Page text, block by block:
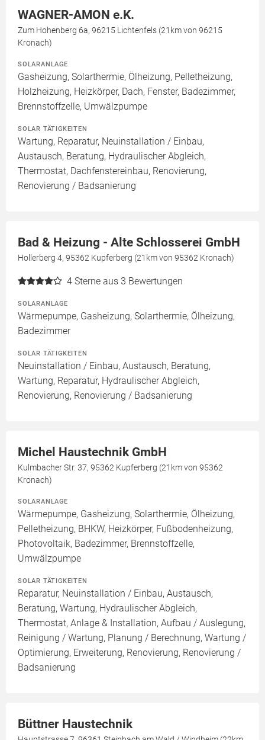
WAGNER-AMON e.K.
Zum Hohenberg 6a, 96215 Lichtenfels (21km von 96215
Kronach)
SOLARANLAGE
Gasheizung, Solarthermie, Ölheizung, Pelletheizung,
Holzheizung, Heizkörper, Dach, Fenster, Badezimmer,
Brennstoffzelle, Umwälzpumpe
SOLAR TÄTIGKEITEN
Wartung, Reparatur, Neuinstallation / Einbau,
Austausch, Beratung, Hydraulischer Abgleich,
Thermostat, Dachfenstereinbau, Renovierung,
Renovierung / Badsanierung
Bad & Heizung - Alte Schlosserei GmbH
Hollerberg 4, 95362 Kupferberg (21km von 95362 Kronach)
4 Sterne aus 3 Bewertungen
SOLARANLAGE
Wärmepumpe, Gasheizung, Solarthermie, Ölheizung,
Badezimmer
SOLAR TÄTIGKEITEN
Neuinstallation / Einbau, Austausch, Beratung,
Wartung, Reparatur, Hydraulischer Abgleich,
Renovierung, Renovierung / Badsanierung
Michel Haustechnik GmbH
Kulmbacher Str. 37, 95362 Kupferberg (21km von 95362
Kronach)
SOLARANLAGE
Wärmepumpe, Gasheizung, Solarthermie, Ölheizung,
Pelletheizung, BHKW, Heizkörper, Fußbodenheizung,
Photovoltaik, Badezimmer, Brennstoffzelle,
Umwälzpumpe
SOLAR TÄTIGKEITEN
Reparatur, Neuinstallation / Einbau, Austausch,
Beratung, Wartung, Hydraulischer Abgleich,
Thermostat, Anlage & Installation, Aufbau / Auslegung,
Reinigung / Wartung, Planung / Berechnung, Wartung /
Optimierung, Erweiterung, Renovierung, Renovierung /
Badsanierung
Büttner Haustechnik